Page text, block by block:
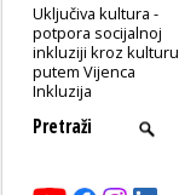
Uključiva kultura -
potpora socijalnoj
inkluziji kroz kulturu
putem Vijenca
Inkluzija